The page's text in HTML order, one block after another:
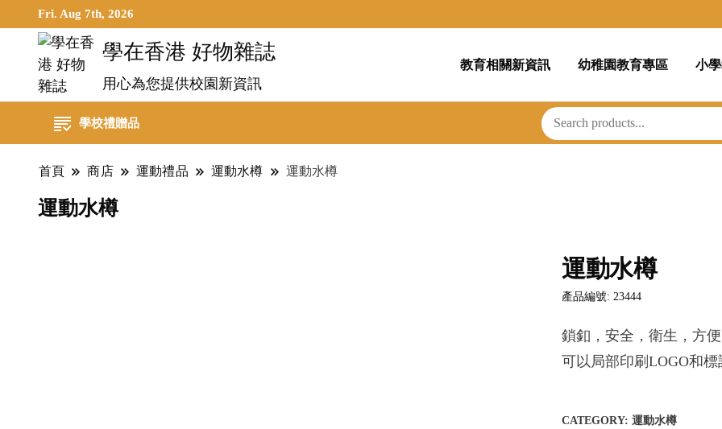
Fri. Aug 7th, 2026
學在香港 好物雜誌
用心為您提供校園新資訊
教育相關新資訊 幼稚園教育專區 小
學校禮贈品
首頁 商店 運動禮品 運動水樽 運動水樽
運動水樽
運動水樽
產品編號: 23444
鎖釦，安全，衛生，方
可以局部印刷LOGO和標
CATEGORY: 運動水樽